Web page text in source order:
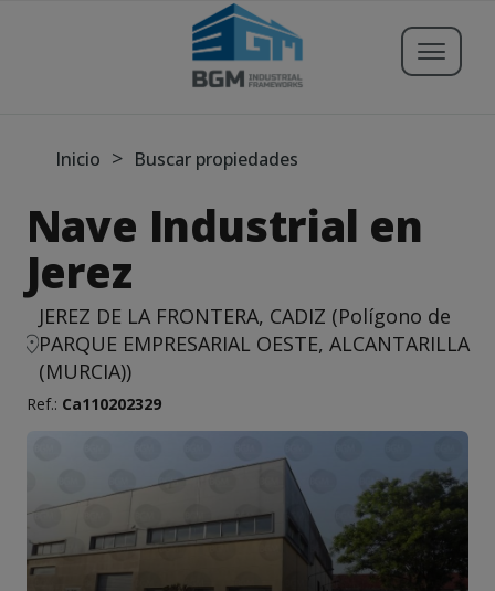
Buscar propiedades
Publicar Inmueble
Registrarse
Blog
Contacto
Inicio > Buscar propiedades
Nave Industrial en
Jerez
JEREZ DE LA FRONTERA, CADIZ (Polígono de
PARQUE EMPRESARIAL OESTE, ALCANTARILLA
(MURCIA))
Ref.: Ca110202329